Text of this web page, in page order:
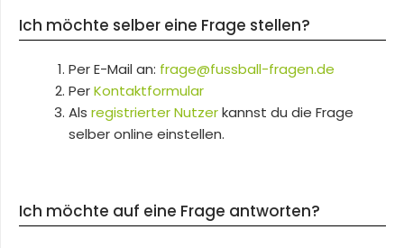
Ich möchte selber eine Frage stellen?
Per E-Mail an: frage@fussball-fragen.de
PerKontaktformular
Als registrierter Nutzerkannst du die Frage
selber online einstellen.
Ich möchte auf eine Frage antworten?